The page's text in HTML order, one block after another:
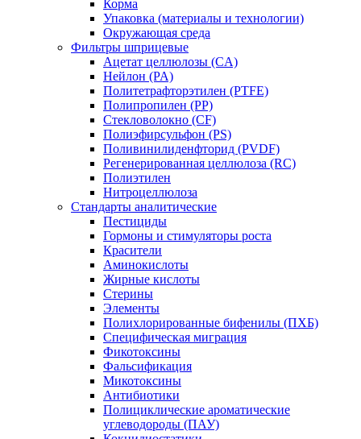
Корма
Упаковка (материалы и технологии)
Окружающая среда
Фильтры шприцевые
Ацетат целлюлозы (CA)
Нейлон (PA)
Политетрафторэтилен (PTFE)
Полипропилен (PP)
Стекловолокно (CF)
Полиэфирсульфон (PS)
Поливинилиденфторид (PVDF)
Регенерированная целлюлоза (RC)
Полиэтилен
Нитроцеллюлоза
Стандарты аналитические
Пестициды
Гормоны и стимуляторы роста
Красители
Аминокислоты
Жирные кислоты
Стерины
Элементы
Полихлорированные бифенилы (ПХБ)
Специфическая миграция
Фикотоксины
Фальсификация
Микотоксины
Антибиотики
Полициклические ароматические
углеводороды (ПАУ)